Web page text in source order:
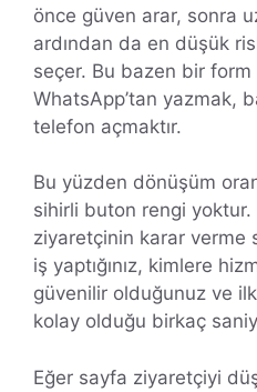
önce güven arar, sonra
ardından da en düşük
seçer. Bu bazen bir
WhatsApp’tan yazmak,
telefon açmaktır.
Bu yüzden dönüşüm
sihirli buton rengi yoktur.
ziyaretçinin karar verme
iş yaptığınız, kimlere
güvenilir olduğunuz ve
kolay olduğu birkaç
Eğer sayfa ziyaretçiyi